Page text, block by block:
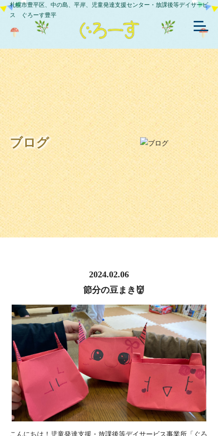
札幌市豊平区、中の島、平岸、児童発達支援センター・放課後等デイサービ
ス ぐろーす豊平
ブログ
2024.02.06
節分の豆まき👹
こんにちは！児童発達支援・放課後等デイサービス事業所「ぐろ